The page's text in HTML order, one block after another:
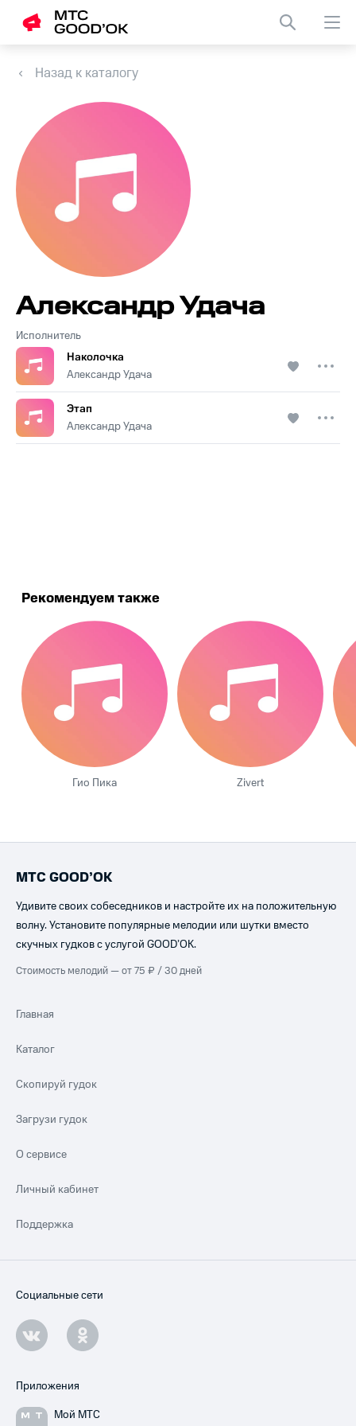
Назад к каталогу
Исполнитель
Александр Удача
Наколочка
Александр Удача
Этап
Александр Удача
Рекомендуем также
Гио Пика Zivert
МТС GOOD’OK
Удивите своих собеседников и настройте их на положительную
волну. Установите популярные мелодии или шутки вместо
скучных гудков с услугой GOOD’OK.
Стоимость мелодий — от 75 ₽ / 30 дней
Главная
Каталог
Скопируй гудок
Загрузи гудок
О сервисе
Личный кабинет
Поддержка
Социальные сети
Приложения
Мой МТС